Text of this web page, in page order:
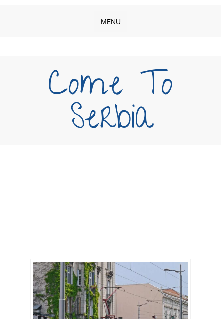
MENU
Come To
Serbia